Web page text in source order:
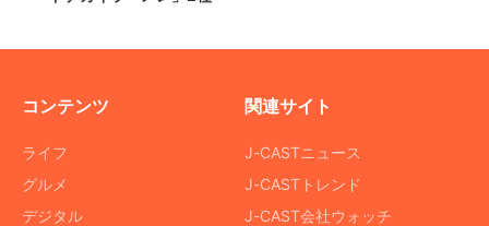
コンテンツ
ライフ
グルメ
デジタル
関連サイト
J-CASTニュース
J-CASTトレンド
J-CAST会社ウォッチ